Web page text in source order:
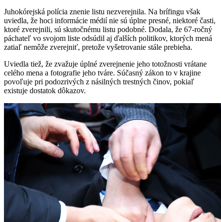
Juhokórejská polícia znenie listu nezverejnila. Na brífingu však
uviedla, že hoci informácie médií nie sú úplne presné, niektoré časti,
ktoré zverejnili, sú skutočnému listu podobné. Dodala, že 67-ročný
páchateľ vo svojom liste odsúdil aj ďalších politikov, ktorých mená
zatiaľ nemôže zverejniť, pretože vyšetrovanie stále prebieha.
Uviedla tiež, že zvažuje úplné zverejnenie jeho totožnosti vrátane
celého mena a fotografie jeho tváre. Súčasný zákon to v krajine
povoľuje pri podozrivých z násilných trestných činov, pokiaľ
existuje dostatok dôkazov.